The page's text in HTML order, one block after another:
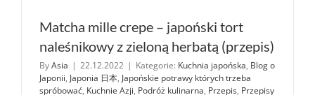
Matcha mille crepe – japoński tort
naleśnikowy z zieloną herbatą (przepis)
ByAsia | 22.12.2022 | Kategorie: Kuchnia japońska, Blog o
Japonii, Japonia 日本, Japońskie potrawy których trzeba
spróbować, Kuchnie Azji, Podróż kulinarna, Przepis, Przepisy